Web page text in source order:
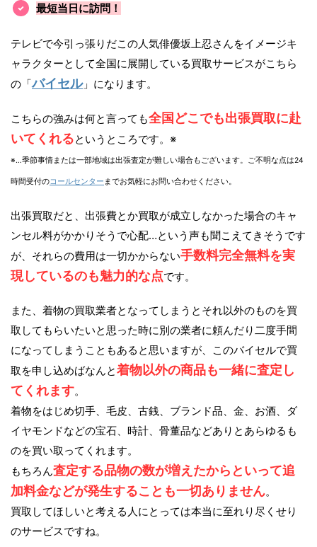
最短当日に訪問！
テレビで今引っ張りだこの人気俳優坂上忍さんをイメージキ
ャラクターとして全国に展開している買取サービスがこちら
の「バイセル」になります。
こちらの強みは何と言っても全国どこでも出張買取に赴
いてくれるというところです。※
※…季節事情または一部地域は出張査定が難しい場合もございます。ご不明な点は24
時間受付のコールセンター までお気軽にお問い合わせください。
出張買取だと、出張費とか買取が成立しなかった場合のキャ
ンセル料がかかりそうで心配…という声も聞こえてきそうです
が、それらの費用は一切かからない手数料完全無料を実
現しているのも魅力的な点です。
また、着物の買取業者となってしまうとそれ以外のものを買
取してもらいたいと思った時に別の業者に頼んだり二度手間
になってしまうこともあると思いますが、このバイセルで買
取を申し込めばなんと着物以外の商品も一緒に査定し
てくれます。
着物をはじめ切手、毛皮、古銭、ブランド品、金、お酒、ダ
イヤモンドなどの宝石、時計、骨董品などありとあらゆるも
のを買い取ってくれます。
もちろん査定する品物の数が増えたからといって追
加料金などが発生することも一切ありません。
買取してほしいと考える人にとっては本当に至れり尽くせり
のサービスですね。